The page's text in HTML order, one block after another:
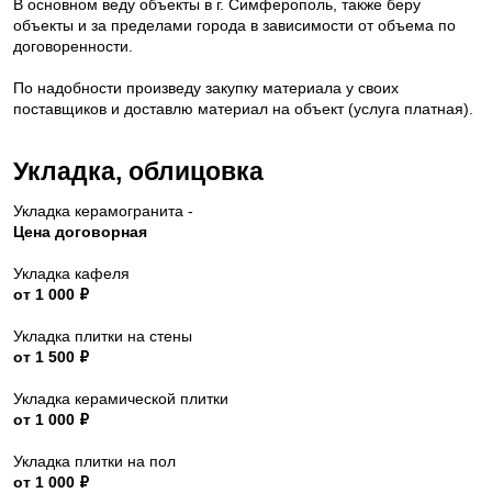
В основном веду объекты в г. Симферополь, также беру
объекты и за пределами города в зависимости от объема по
договоренности.
По надобности произведу закупку материала у своих
поставщиков и доставлю материал на объект (услуга платная).
Укладка, облицовка​
Укладка керамогранита -
Цена договорная
Укладка кафеля
от 1 000 ₽
Укладка плитки на стены
от 1 500 ₽
Укладка керамической плитки
от 1 000 ₽
Укладка плитки на пол
от 1 000 ₽